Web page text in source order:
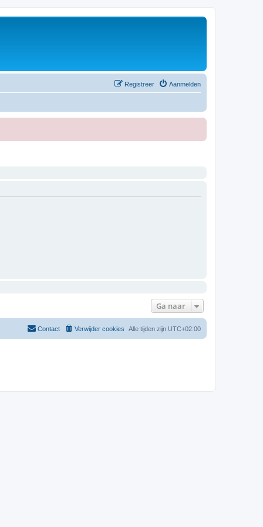
Aanmelden
Registreer
Ga naar
Alle tijden zijn UTC+02:00
Verwijder cookies
Contact